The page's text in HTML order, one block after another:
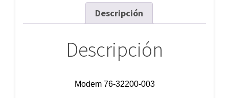
Descripción
Descripción
Modem 76-32200-003